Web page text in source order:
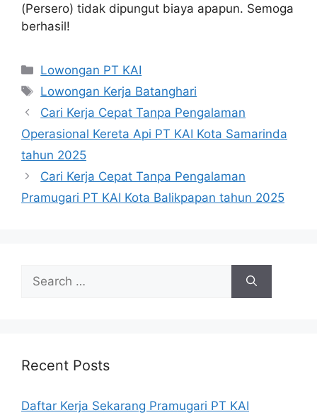
(Persero) tidak dipungut biaya apapun. Semoga
berhasil!
Categories
Lowongan PT KAI
Tags
Lowongan Kerja Batanghari
Cari Kerja Cepat Tanpa Pengalaman
Operasional Kereta Api PT KAI Kota Samarinda
tahun 2025
Cari Kerja Cepat Tanpa Pengalaman
Pramugari PT KAI Kota Balikpapan tahun 2025
for:
Recent Posts
Daftar Kerja Sekarang Pramugari PT KAI